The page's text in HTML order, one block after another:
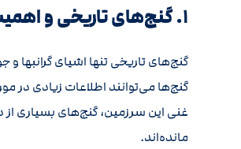
1. گنج‌های تاریخی و اهمیت آن‌ها
گنج‌های تاریخی تنها اشیای گرانبها
گنج‌ها می‌توانند اطلاعات زیادی در
غنی این سرزمین، گنج‌های بسیاری از
مانده‌اند.